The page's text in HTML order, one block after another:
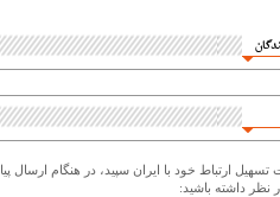
ارتباط خود با ایران سپید، در هنگام ارسال
نظر داشته باشید: